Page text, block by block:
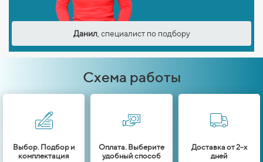
Данил, специалист по подбору
Схема работы
Выбор. Подбор и
комплектация
Оплата. Выберите
удобный способ
Доставка от 2-х
дней